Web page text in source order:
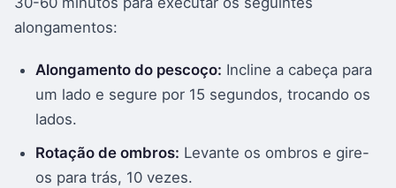
alongamentos:
Alongamento do pescoço: Incline a cabeça para
um lado e segure por 15 segundos, trocando os
lados.
Rotação de ombros: Levante os ombros e gire-
os para trás, 10 vezes.